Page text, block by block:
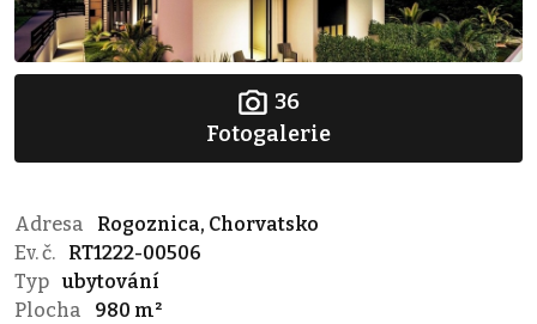
36
Fotogalerie
Adresa
Rogoznica, Chorvatsko
Ev. č.
RT1222-00506
Typ ubytování
Plocha
980 m²